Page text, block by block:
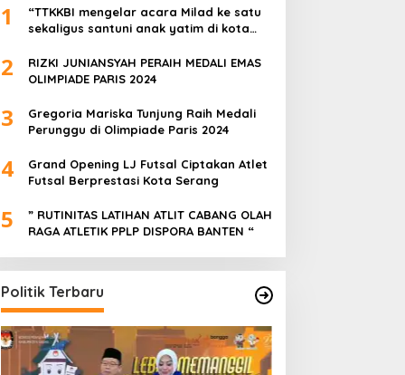
1
“TTKKBI mengelar acara Milad ke satu
sekaligus santuni anak yatim di kota
2
RIZKI JUNIANSYAH PERAIH MEDALI EMAS
OLIMPIADE PARIS 2024
3
Gregoria Mariska Tunjung Raih Medali
Perunggu di Olimpiade Paris 2024
4
Grand Opening LJ Futsal Ciptakan Atlet
Futsal Berprestasi Kota Serang
5
” RUTINITAS LATIHAN ATLIT CABANG OLAH
RAGA ATLETIK PPLP DISPORA BANTEN “
Politik Terbaru